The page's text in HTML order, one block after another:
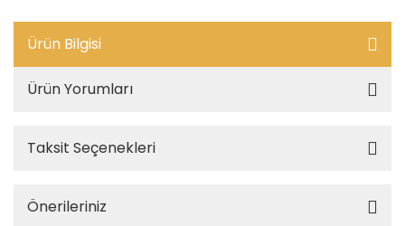
Ürün Bilgisi
Ürün Yorumları
Taksit Seçenekleri
Önerileriniz